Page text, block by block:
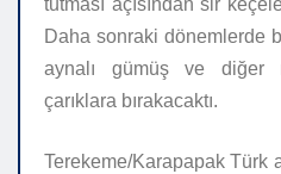
tutması açısından sir
Daha sonraki dönemlerde
aynalı gümüş ve diğer
çarıklara bırakacaktı.
Terekeme/Karapapak Türk